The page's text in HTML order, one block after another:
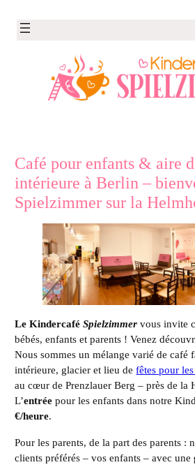
Café pour enfants & aire
intérieure à Berlin –
Spielzimmer sur la
Le KindercaféSpielzimmer vous invite
bébés, enfants et parents ! Venez
Nous sommes un mélange varié de café
intérieure, glacier et lieu defêtes pour
au cœur de Prenzlauer Berg – près de la
L’entrée pour les enfants dans notre
€/heure.
Pour les parents, de la part des parents :
clients préférés – vos enfants – avec une